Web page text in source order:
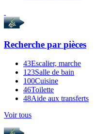
Recherche par pièces
43Escalier, marche
123Salle de bain
100Cuisine
46Toilette
48Aide aux transferts
Voir tous